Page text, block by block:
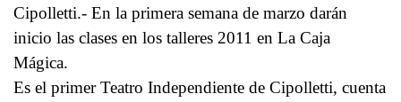
Cipolletti.- En la primera semana de marzo darán
inicio las clases en los talleres 2011 en La Caja
Mágica.
Es el primer Teatro Independiente de Cipolletti, cuenta